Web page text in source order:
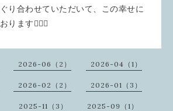
り合わせていただいて、この幸せに
ります🙇🏻‍♀️
2026-06（2） 2026-04（1）
2026-02（2） 2026-01（3）
2025-11（3） 2025-09（1）